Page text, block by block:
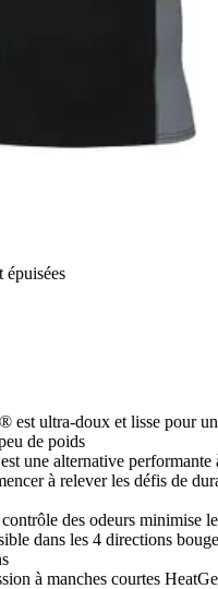
épuisées
est ultra-doux et lisse pour
de poids
une alternative performante
à relever les défis de
des odeurs minimise
dans les 4 directions
à manches courtes